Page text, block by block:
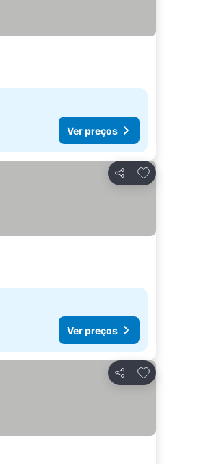
Ver preços
Partilhar
Adicionar
Ver preços
Partilhar
Adicionar